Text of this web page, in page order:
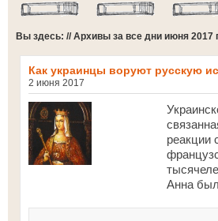
Вы здесь: // Архивы за все дни июня 2017
Как украинцы воруют русскую
2 июня 2017
реакции
Анна